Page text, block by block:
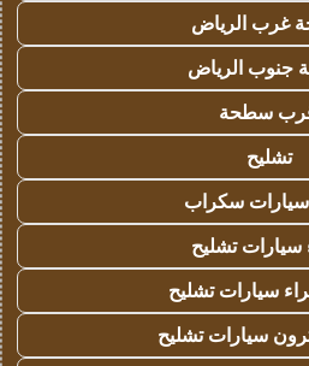
غرب الرياض
جنوب الرياض
سطحة
تشليح
سكراب
سيارات تشليح
سيارات تشليح
سيارات تشليح